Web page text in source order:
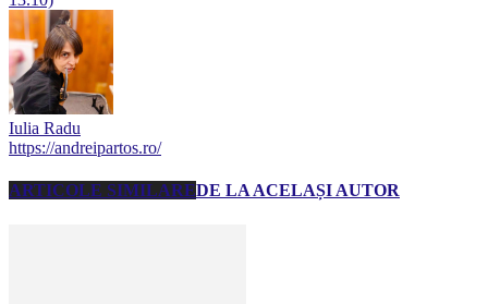
Iulia Radu
https://andreipartos.ro/
ARTICOLE SIMILAREDE LA ACELAȘI AUTOR